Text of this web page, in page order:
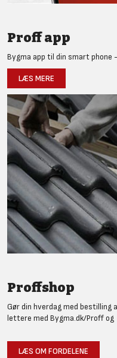
Proff app
Bygma app til din smart phone
LÆS MERE
Proffshop
Gør din hverdag med
lettere med Bygma.dk/Proff og
LÆS OM FORDELENE